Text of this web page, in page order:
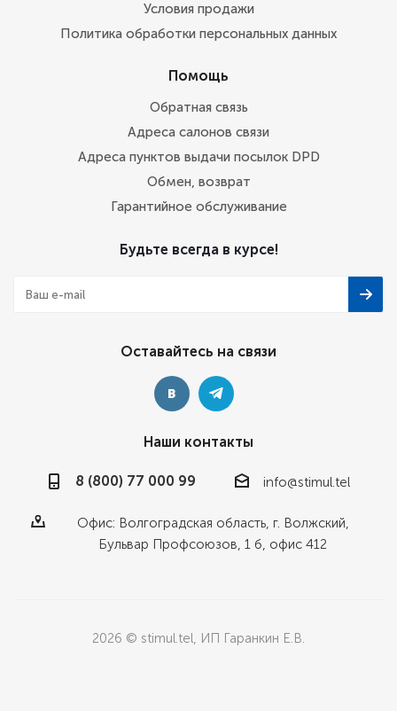
Условия продажи
Политика обработки персональных данных
Помощь
Обратная связь
Адреса салонов связи
Адреса пунктов выдачи посылок DPD
Обмен, возврат
Гарантийное обслуживание
Будьте всегда в курсе!
Оставайтесь на связи
Наши контакты
8 (800) 77 000 99 info@stimul.tel
Офис: Волгоградская область, г. Волжский,
Бульвар Профсоюзов, 1 б, офис 412
2026 © stimul.tel, ИП Гаранкин Е.В.